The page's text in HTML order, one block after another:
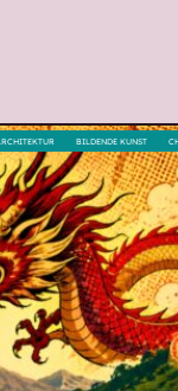
BILDENDE KUNST